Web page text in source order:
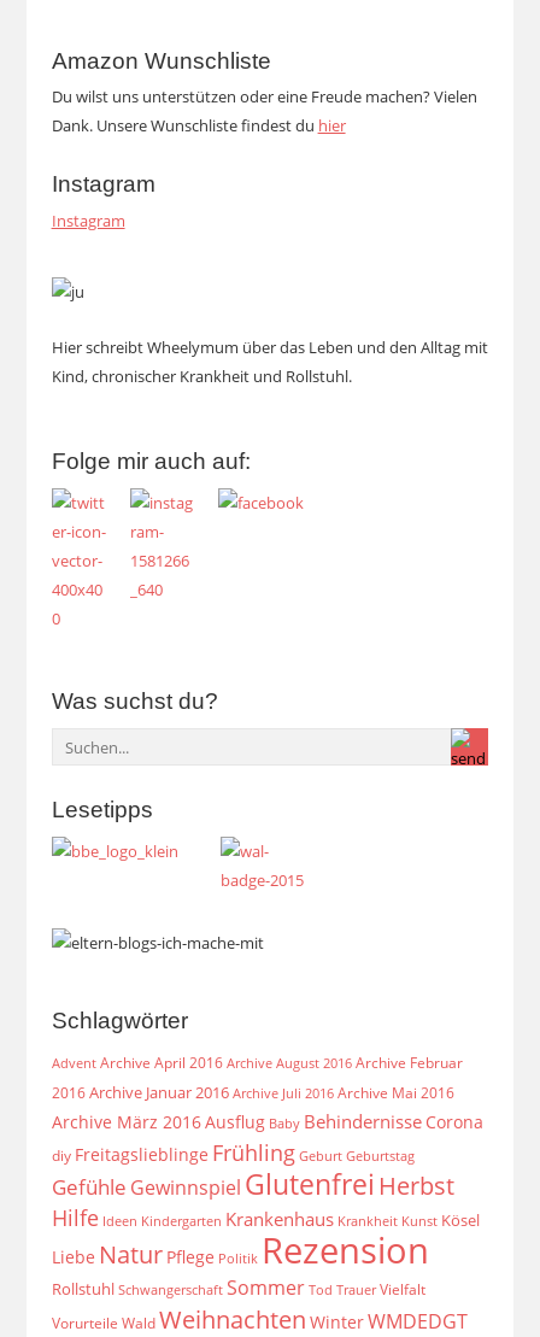
Amazon Wunschliste
Du wilst uns unterstützen oder eine Freude machen? Vielen
Dank. Unsere Wunschliste findest du hier
Instagram
Instagram
Hier schreibt Wheelymum über das Leben und den Alltag mit
Kind, chronischer Krankheit und Rollstuhl.
Folge mir auch auf:
Was suchst du?
Lesetipps
Schlagwörter
Advent Archive April 2016 Archive August 2016 Archive Februar
2016 Archive Januar 2016 Archive Juli 2016 Archive Mai 2016
Archive März 2016Ausflug Baby Behindernisse Corona
diy Freitagslieblinge Frühling Geburt Geburtstag
Gefühle Gewinnspiel Glutenfrei Herbst
Hilfe Ideen Kindergarten Krankenhaus Krankheit Kunst Kösel
Liebe Natur Pflege Politik Rezension
Rollstuhl Schwangerschaft Sommer Tod Trauer Vielfalt
Vorurteile Wald Weihnachten WinterWMDEDGT